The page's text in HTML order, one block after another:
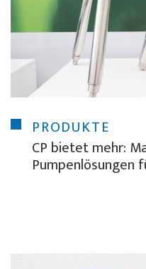
PRODUKTE
CP bietet mehr:
Pumpenlösungen